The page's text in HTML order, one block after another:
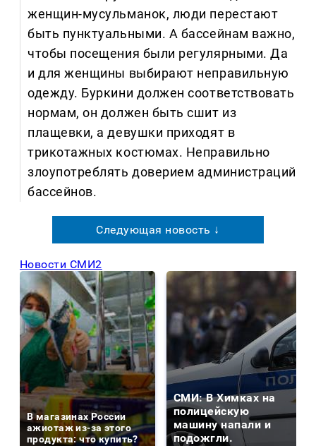
женщин-мусульманок, люди перестают
быть пунктуальными. А бассейнам важно,
чтобы посещения были регулярными. Да
и для женщины выбирают неправильную
одежду. Буркини должен соответствовать
нормам, он должен быть сшит из
плащевки, а девушки приходят в
трикотажных костюмах. Неправильно
злоупотреблять доверием администраций
бассейнов.
Следующая новость ↓
Новости СМИ2
В магазинах России
ажиотаж из-за этого
продукта: что купить?
СМИ: В Химках на
полицейскую
машину напали и
подожгли.